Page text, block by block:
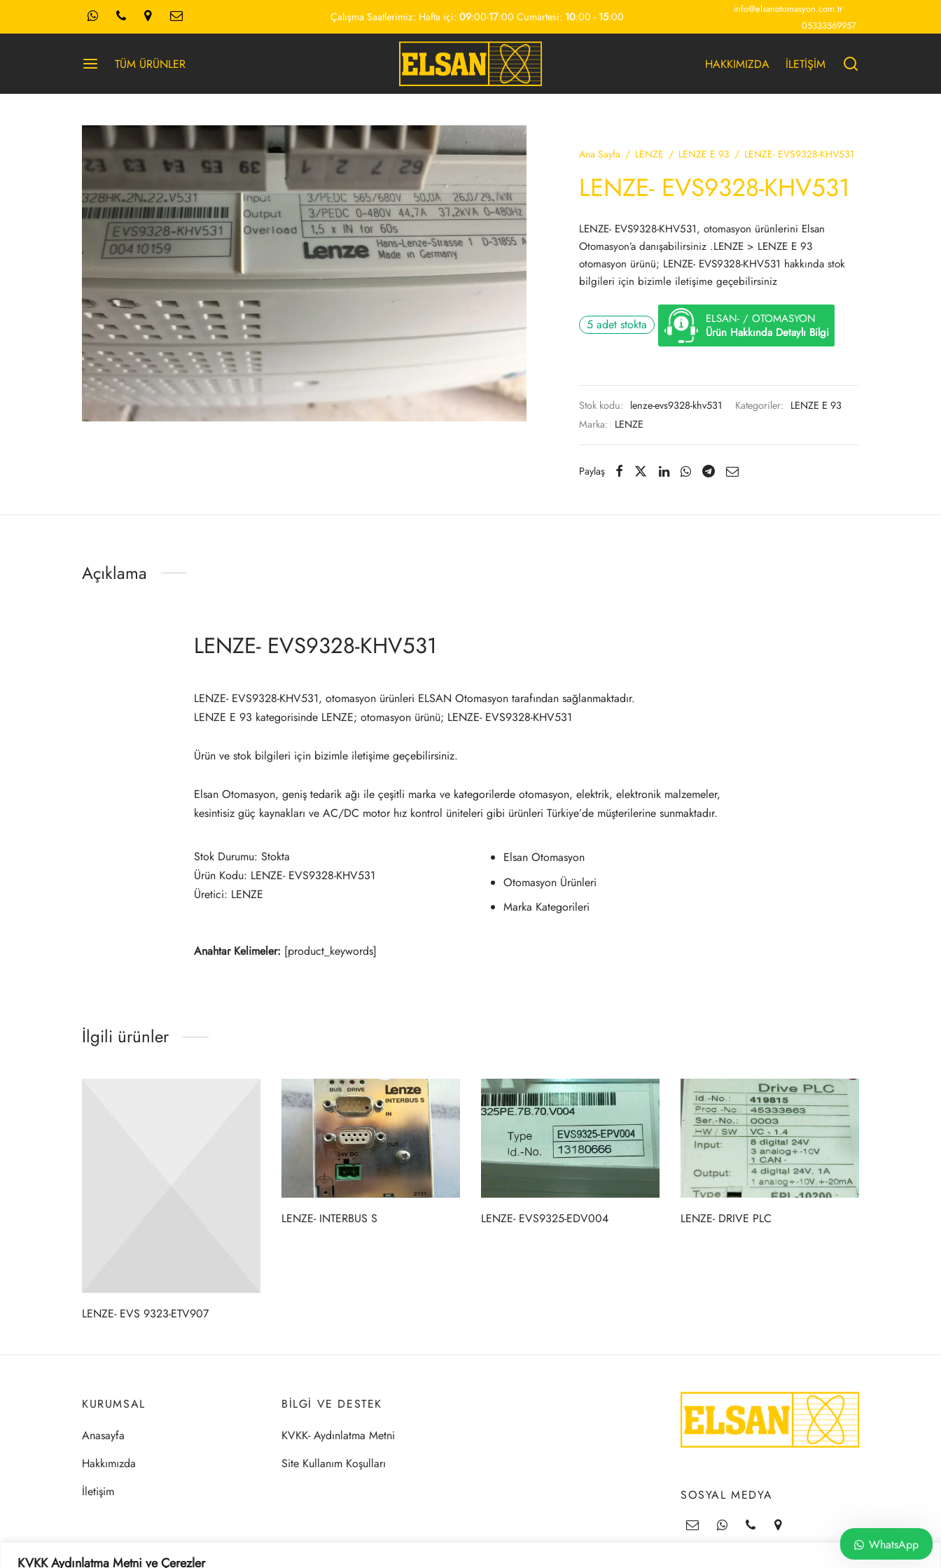
KVKK Aydınlatma Metni ve Çerezler
Çalışma Saatlerimiz: Hafta içi: 09:00-17:00 Cumartesi: 10:00 - 15:00
info@elsanotomasyon.com.tr
05333569957
TÜM ÜRÜNLER HAKKIMIZDA İLETİŞİM
Ana Sayfa / LENZE / LENZE E 93 / LENZE- EVS9328-KHV531
LENZE- EVS9328-KHV531
LENZE- EVS9328-KHV531, otomasyon ürünlerini Elsan
Otomasyon’a danışabilirsiniz .LENZE > LENZE E 93
otomasyon ürünü; LENZE- EVS9328-KHV531 hakkında stok
bilgileri için bizimle iletişime geçebilirsiniz
5 adet stokta
ELSAN- / OTOMASYON
Ürün Hakkında Detaylı Bilgi
Stok kodu: lenze-evs9328-khv531 Kategoriler: LENZE E 93
Marka: LENZE
Paylaş
Açıklama
LENZE- EVS9328-KHV531
LENZE- EVS9328-KHV531, otomasyon ürünleri ELSAN Otomasyon tarafından sağlanmaktadır.
LENZE E 93 kategorisinde LENZE; otomasyon ürünü; LENZE- EVS9328-KHV531
Ürün ve stok bilgileri için bizimle iletişime geçebilirsiniz.
Elsan Otomasyon, geniş tedarik ağı ile çeşitli marka ve kategorilerde otomasyon, elektrik, elektronik malzemeler,
kesintisiz güç kaynakları ve AC/DC motor hız kontrol üniteleri gibi ürünleri Türkiye’de müşterilerine sunmaktadır.
Stok Durumu: Stokta
Ürün Kodu: LENZE- EVS9328-KHV531
Üretici: LENZE
Elsan Otomasyon
Otomasyon Ürünleri
Marka Kategorileri
Anahtar Kelimeler: [product_keywords]
İlgili ürünler
LENZE- EVS 9323-ETV907
LENZE- INTERBUS S LENZE- EVS9325-EDV004 LENZE- DRIVE PLC
KURUMSAL
Anasayfa
Hakkımızda
İletişim
BILGI VE DESTEK
KVKK- Aydınlatma Metni
Site Kullanım Koşulları
SOSYAL MEDYA
WhatsApp